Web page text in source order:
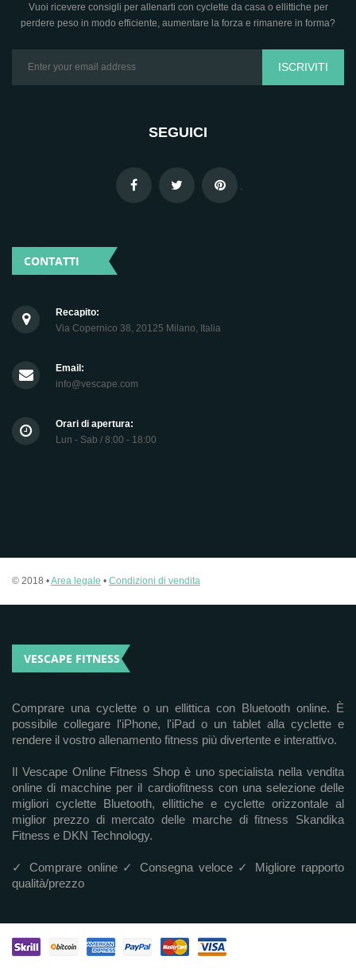
Vuoi ricevere consigli per allenarti con cyclette da casa o ellittiche per
perdere peso in modo efficiente, aumentare la forza e rimanere in forma?
ISCRIVITI
SEGUICI
CONTATTI
Recapito:
Via Copernico 38, 20125 Milano, Italia
Email:
info@vescape.com
Orari di apertura:
Lun - Sab / 8:00 - 18:00
© 2018 •Area legale • Condizioni di vendita
VESCAPE FITNESS
Comprare una cyclette o un ellittica con Bluetooth online. È
possibile collegare l'iPhone, l'iPad o un tablet alla cyclette e
rendere il vostro allenamento fitness più divertente e interattivo.
Il Vescape Online Fitness Shop è uno specialista nella vendita
online di macchine per il cardiofitness con una selezione delle
migliori cyclette Bluetooth, ellittiche e cyclette orizzontale al
miglior prezzo di mercato delle marche di fitness Skandika
Fitness e DKN Technology.
✓ Comprare online ✓ Consegna veloce ✓ Migliore rapporto
qualità/prezzo